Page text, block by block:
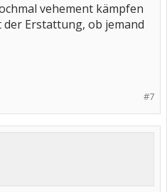
vehement kämpfen
Erstattung, ob jemand
#7